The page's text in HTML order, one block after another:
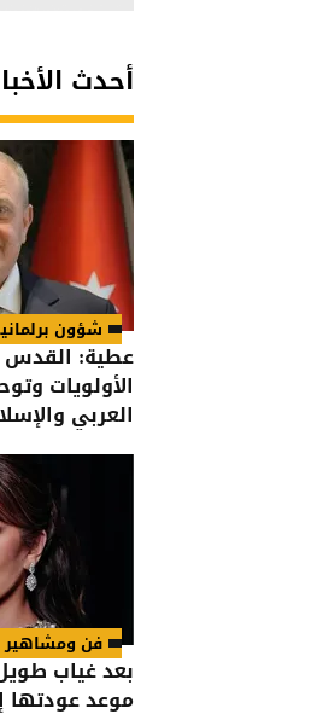
أحدث
شؤون
عطية:
الأولويات
العربي
فن ومشاهير
بعد غياب
موعد